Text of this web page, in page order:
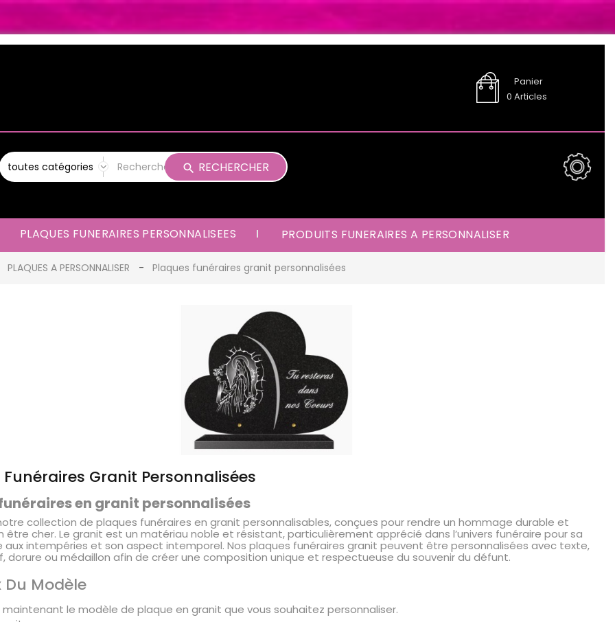
Panier
0 Articles
RECHERCHER
PLAQUES FUNERAIRES PERSONNALISEES PRODUITS FUNERAIRES A PERSONNALISER
PLAQUES A PERSONNALISER Plaques funéraires granit personnalisées
Funéraires Granit Personnalisées
en granit personnalisées
collection de plaques funéraires en granit personnalisables, conçues pour rendre un hommage durable et
être cher. Le granit est un matériau noble et résistant, particulièrement apprécié dans l’univers funéraire pour sa
aux intempéries et son aspect intemporel. Nos plaques funéraires granit peuvent être personnalisées avec texte,
dorure ou médaillon afin de créer une composition unique et respectueuse du souvenir du défunt.
Du Modèle
maintenant le modèle de plaque en granit que vous souhaitez personnaliser.